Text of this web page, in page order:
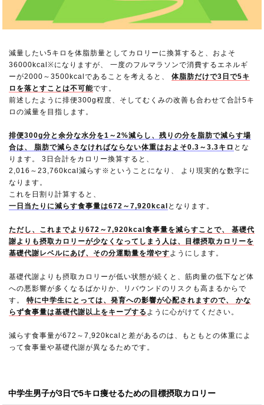
減量したい5キロを体脂肪量としてカロリーに換算すると、およそ
36000kcal※になりますが、 一度のフルマラソンで消費するエネルギ
ーが2000～3500kcalであることを考えると、体脂肪だけで3日で5キ
ロを落とすことは不可能です。
前述したように排便300g程度、そしてむくみの改善も合わせて合計5キ
ロの減量を目指します。
排便300g分と余分な水分を1～2%減らし、残りの分を脂肪で減らす場
合は、 脂肪で減らさなければならない体重はおよそ0.3～3.3キロ とな
ります。 3日合計をカロリー換算すると、
2,016～23,760kcal減らす※ということになり、 より現実的な数字に
なります。
これを日割り計算すると、
一日当たりに減らす食事量は672～7,920kcal となります。
ただし、これまでより672～7,920kcal食事量を減らすことで、 基礎代
謝よりも摂取カロリーが少なくなってしまう人は、目標摂取カロリーを
基礎代謝レベルにあげ、その分運動量を増やすようにします。
基礎代謝よりも摂取カロリーが低い状態が続くと、筋肉量の低下など体
への悪影響が多くなるばかりか、リバウンドのリスクも高まるからで
す。特に中学生にとっては、発育への影響が心配されますので、 かな
らず食事量は基礎代謝以上をキープする ように心がけてください。
減らす食事量が672～7,920kcalと差があるのは、もともとの体重によ
って食事量や基礎代謝が異なるためです。
中学生男子が3日で5キロ痩せるための目標摂取カロリー